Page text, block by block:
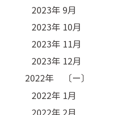
2023年 9月
2023年 10月
2023年 11月
2023年 12月
2022年 〔ー〕
2022年 1月
2022年 2月